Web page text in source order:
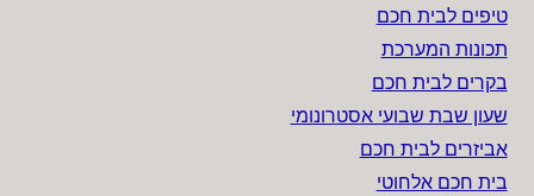
טיפים לבית חכם
תכונות המערכת
בקרים לבית חכם
שעון שבת שבועי אסטרונומי
אביזרים לבית חכם
בית חכם אלחוטי